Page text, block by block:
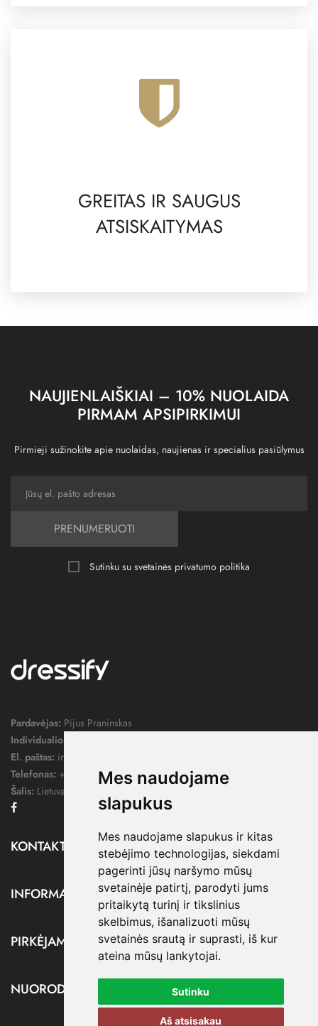
Mes naudojame
slapukus
Mes naudojame slapukus ir kitas
stebėjimo technologijas, siekdami
pagerinti jūsų naršymo mūsų
svetainėje patirtį, parodyti jums
pritaikytą turinį ir tikslinius
skelbimus, išanalizuoti mūsų
svetainės srautą ir suprasti, iš kur
ateina mūsų lankytojai.
Sutinku
Aš atsisakau
GREITAS IR SAUGUS
ATSISKAITYMAS
NAUJIENLAIŠKIAI – 10% NUOLAIDA
PIRMAM APSIPIRKIMUI
Pirmieji sužinokite apie nuolaidas, naujienas ir specialius pasiūlymus
PRENUMERUOTI
Sutinku su svetainės privatumo politika
Pardavėjas: Pijus Praninskas
Individualios veiklos pažymos nr.:
El. paštas: info@dressify.lt
Telefonas: +370 676 78578
Šalis: Lietuva
KONTAKTAI
INFORMACIJA
PIRKĖJAMS
NUORODOS